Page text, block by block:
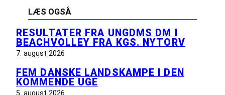
LÆS OGSÅ
RESULTATER FRA UNGDMS DM I
BEACHVOLLEY FRA KGS. NYTORV
7. august 2026
FEM DANSKE LANDSKAMPE I DEN
KOMMENDE UGE
5. august 2026